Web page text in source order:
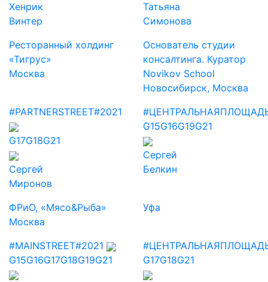
Хенрик
Винтер
Ресторанный холдинг
«Тигрус»
Москва
Татьяна
Симонова
Основатель студии
консалтинга. Куратор
Novikov School
Новосибирск, Москва
#PARTNERSTREET#2021
G17G18G21
Сергей
Миронов
ФРиО, «Мясо&Рыба»
Москва
G15G16G19G21
Сергей
Белкин
Уфа
#MAINSTREET#2021
G15G16G17G18G19G21
G17G18G21